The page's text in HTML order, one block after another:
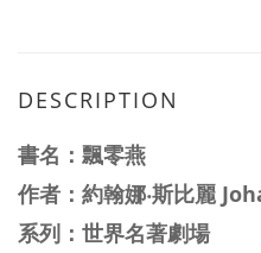
DESCRIPTION
書名： 飄零燕
作者： 約翰娜‧斯比麗
系列： 世界名著劇場